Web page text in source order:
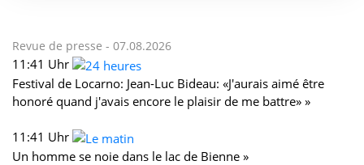
Revue de presse - 07.08.2026
11:41 Uhr
Festival de Locarno: Jean-Luc Bideau: «J'aurais aimé être
honoré quand j'avais encore le plaisir de me battre» »
11:41 Uhr
Un homme se noie dans le lac de Bienne »